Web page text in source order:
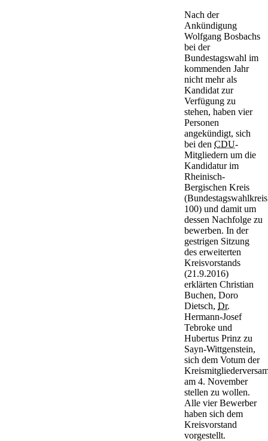
Nach der
Ankündigung
Wolfgang Bosbachs
bei der
Bundestagswahl im
kommenden Jahr
nicht mehr als
Kandidat zur
Verfügung zu
stehen, haben vier
Personen
angekündigt, sich
bei den CDU-
Mitgliedern um die
Kandidatur im
Rheinisch-
Bergischen Kreis
(Bundestagswahlkreis
100) und damit um
dessen Nachfolge zu
bewerben. In der
gestrigen Sitzung
des erweiterten
Kreisvorstands
(21.9.2016)
erklärten Christian
Buchen, Doro
Dietsch, Dr.
Hermann-Josef
Tebroke und
Hubertus Prinz zu
Sayn-Wittgenstein,
sich dem Votum der
am 4. November
stellen zu wollen.
Alle vier Bewerber
haben sich dem
Kreisvorstand
vorgestellt.